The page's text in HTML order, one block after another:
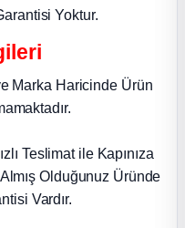
Yoktur.
Marka Haricinde Ürün
Teslimat ile Kapınıza
Olduğunuz Üründe
Vardır.